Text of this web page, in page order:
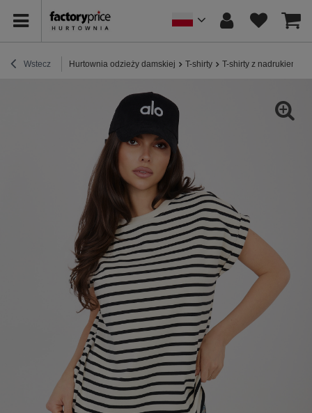
Wstecz Hurtownia odzieży damskiej T-shirty T-shirty z nadrukiem